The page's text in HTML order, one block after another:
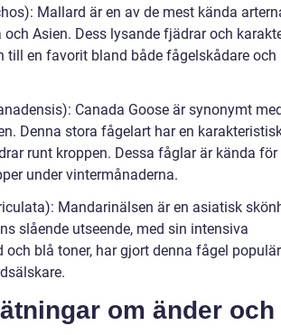
Mallard är en av de mest kända
Asien. Dess lysande fjädrar och
till en favorit bland både fågelskådare och
Canada Goose är synonymt
Denna stora fågelart har en
runt kroppen. Dessa fåglar är kända
under vintermånaderna.
Mandarinälsen är en asiatisk
slående utseende, med sin intensiva
blå toner, har gjort denna fågel
om änder och